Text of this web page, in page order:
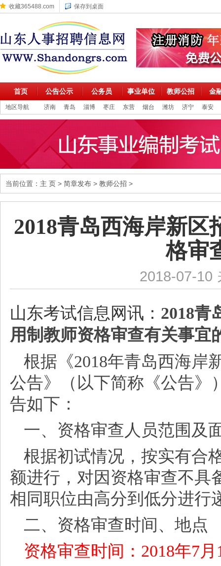
收藏365488.com 保存到桌面
首页 公告公示 公务员 事业单位 教师公招 金
地区导航 济南 青岛 淄博 枣庄 东营 烟台 潍坊 济宁 泰安
当前位置： 主 页 > 简章发布 > 教师公招 >
2018青岛西海岸新
格审
2018-07-10
山东考试信息网讯： 2018青
用制教师资格审查有关事宜
根据《2018年青岛西海岸
公告》（以下简称《公告》
告如下：
一、资格审查人员范围及
根据初试情况，按实有合
额进行，对因资格审查不具
相同职位由高分到低分进行
二、资格审查时间、地点
资格审查时间：2018年7